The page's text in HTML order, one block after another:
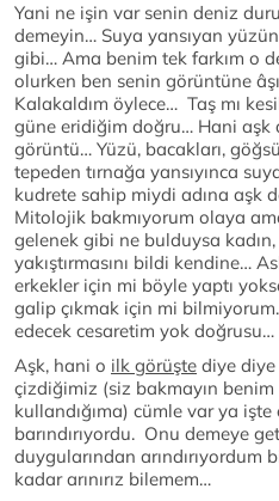
Yani ne işin var senin deniz
demeyin… Suya yansıyan
gibi… Ama benim tek farkım o
olurken ben senin görüntüne
Kalakaldım öylece… Taş mı
güne eridiğim doğru… Hani aşk
görüntü… Yüzü, bacakları,
tepeden tırnağa yansıyınca
kudrete sahip miydi adına aşk
Mitolojik bakmıyorum olaya
gelenek gibi ne bulduysa
yakıştırmasını bildi kendine…
erkekler için mi böyle yaptı
galip çıkmak için mi
edecek cesaretim yok doğrusu…
Aşk, hani o ilk görüşte diye diye
çizdiğimiz (siz bakmayın
kullandığıma) cümle var ya
barındırıyordu. Onu demeye
duygularından arındırıyordum
kadar arınırız bilemem…